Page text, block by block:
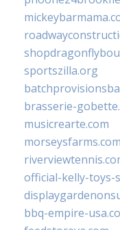
sportszilla.org
brasserie-
musicrearte.com
morseysfarms.com
official-kelly-toys-
bbq-empire-